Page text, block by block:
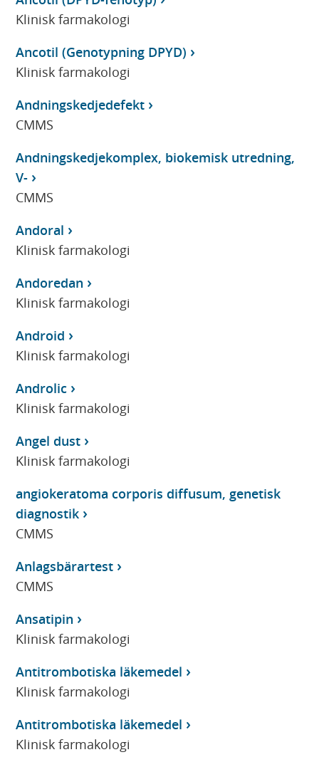
Klinisk farmakologi
Ancotil (Genotypning DPYD)
Klinisk farmakologi
Andningskedjedefekt
CMMS
Andningskedjekomplex, biokemisk utredning,
V-
CMMS
Andoral
Klinisk farmakologi
Andoredan
Klinisk farmakologi
Android
Klinisk farmakologi
Androlic
Klinisk farmakologi
Angel dust
Klinisk farmakologi
angiokeratoma corporis diffusum, genetisk
diagnostik
CMMS
Anlagsbärartest
CMMS
Ansatipin
Klinisk farmakologi
Antitrombotiska läkemedel
Klinisk farmakologi
Antitrombotiska läkemedel
Klinisk farmakologi